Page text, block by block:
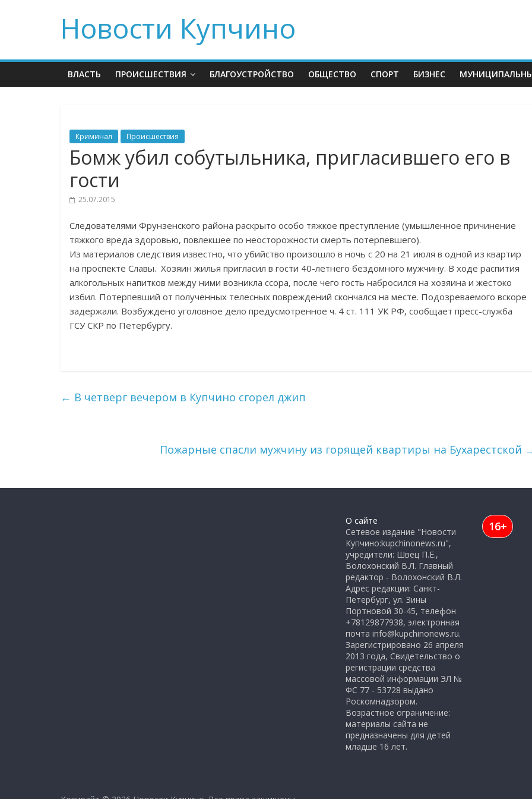
Новости Купчино
ВЛАСТЬ ПРОИСШЕСТВИЯ БЛАГОУСТРОЙСТВО ОБЩЕСТВО СПОРТ БИЗНЕС
Криминал Происшествия
Бомж убил собутыльника, пригласившего его в
гости
25.07.2015
Следователями Фрунзенского района раскрыто особо тяжкое преступление (умышленное причинение
тяжкого вреда здоровью, повлекшее по неосторожности смерть потерпевшего).
Из материалов следствия известно, что убийство произошло в ночь с 20 на 21 июля в одной из квартир
на проспекте Славы. Хозяин жилья пригласил в гости 40-летнего бездомного мужчину. В ходе распития
алкогольных напитков между ними возникла ссора, после чего гость набросился на хозяина и жестоко
избил. Потерпевший от полученных телесных повреждений скончался на месте. Подозреваемого вскоре
задержали. Возбуждено уголовное дело предусмотренное ч. 4 ст. 111 УК РФ, сообщает пресс-служба
ГСУ СКР по Петербургу.
← В четверг вечером в Купчино сгорел джип
Пожарные спасли мужчину из горящей квартиры на Бухарестской
О сайте
Сетевое издание "Новости
Купчино:kupchinonews.ru",
учредители: Швец П.Е.,
Волохонский В.Л. Главный
редактор - Волохонский В.Л.
Адрес редакции: Санкт-
Петербург, ул. Зины
Портновой 30-45, телефон
+78129877938, электронная
почта info@kupchinonews.ru.
Зарегистрировано 26 апреля
2013 года, Свидетельство о
регистрации средства
массовой информации ЭЛ №
ФС 77 - 53728 выдано
Роскомнадзором.
Возрастное ограничение:
материалы сайта не
предназначены для детей
младше 16 лет.
16+